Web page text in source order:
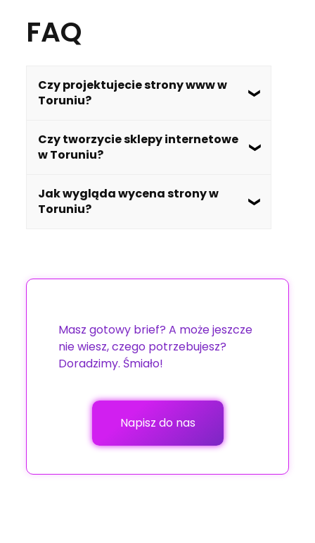
FAQ
Czy projektujecie strony www w
Toruniu?
Tak, specjalizujemy się w projektowaniu
stron internetowych dla klientów z
które pomagają firmom wyróżnić się na
rynku.
Czy tworzycie sklepy internetowe
w Toruniu?
Oczywiście, oferujemy kompleksowe
usługi tworzenia sklepów internetowych
funkcjonalność i intuicyjność obsługi.
Jak wygląda wycena strony w
Toruniu?
Masz gotowy brief? A może jeszcze
nie wiesz, czego potrzebujesz?
Doradzimy. Śmiało!
Napisz do nas